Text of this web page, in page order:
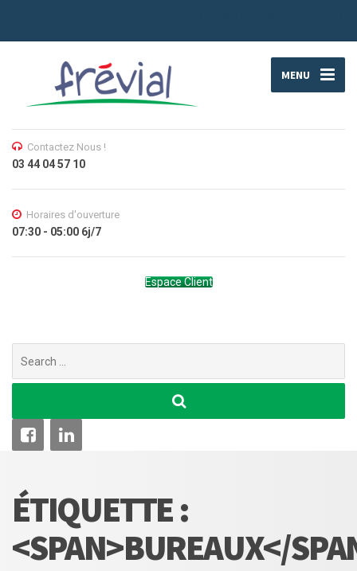
MENU
Contactez Nous !
03 44 04 57 10
Horaires d'ouverture
07:30 - 05:00 6j/7
Espace Client
for:
ÉTIQUETTE :
<SPAN>BUREAUX</